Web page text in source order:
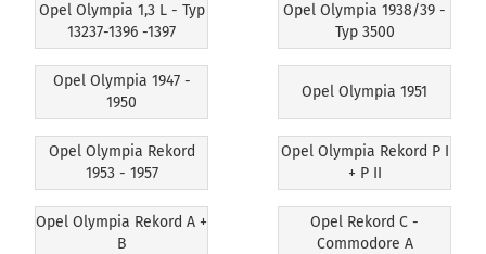
Opel Olympia 1,3 L - Typ
13237-1396 -1397
Opel Olympia 1938/39 -
Typ 3500
Opel Olympia 1947 -
1950
Opel Olympia 1951
Opel Olympia Rekord
1953 - 1957
Opel Olympia Rekord P I
+ P II
Opel Olympia Rekord A +
B
Opel Rekord C -
Commodore A